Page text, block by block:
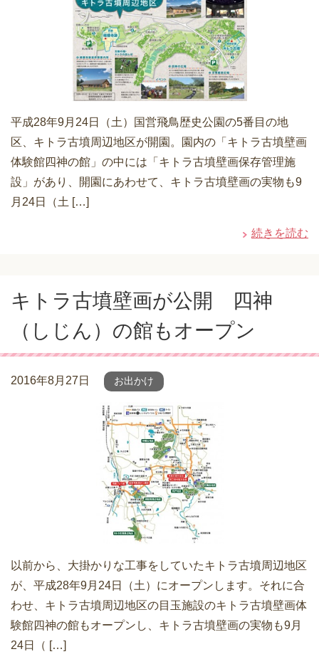
平成28年9月24日（土）国営飛鳥歴史公園の5番目の地
区、キトラ古墳周辺地区が開園。園内の「キトラ古墳壁画
体験館四神の館」の中には「キトラ古墳壁画保存管理施
設」があり、開園にあわせて、キトラ古墳壁画の実物も9
月24日（土 […]
続きを読む
キトラ古墳壁画が公開 四神
（しじん）の館もオープン
2016年8月27日 お出かけ
以前から、大掛かりな工事をしていたキトラ古墳周辺地区
が、平成28年9月24日（土）にオープンします。それに合
わせ、キトラ古墳周辺地区の目玉施設のキトラ古墳壁画体
験館四神の館もオープンし、キトラ古墳壁画の実物も9月
24日（ […]